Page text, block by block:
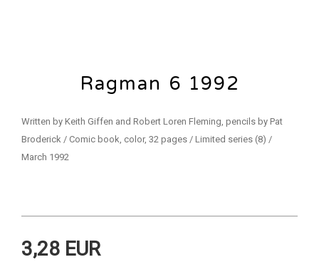
Ragman 6 1992
Written by Keith Giffen and Robert Loren Fleming, pencils by Pat
Broderick / Comic book, color, 32 pages / Limited series (8) /
March 1992
3,28 EUR